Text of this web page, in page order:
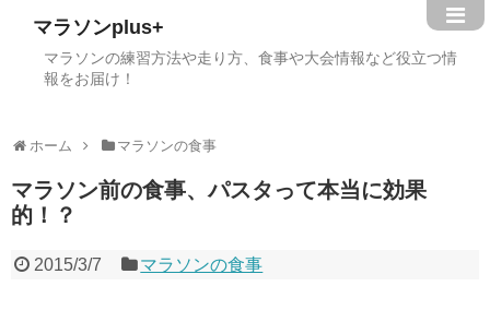
マラソンplus+
マラソンの練習方法や走り方、食事や大会情報など役立つ情
報をお届け！
ホーム マラソンの食事
マラソン前の食事、パスタって本当に効果
的！？
2015/3/7 マラソンの食事